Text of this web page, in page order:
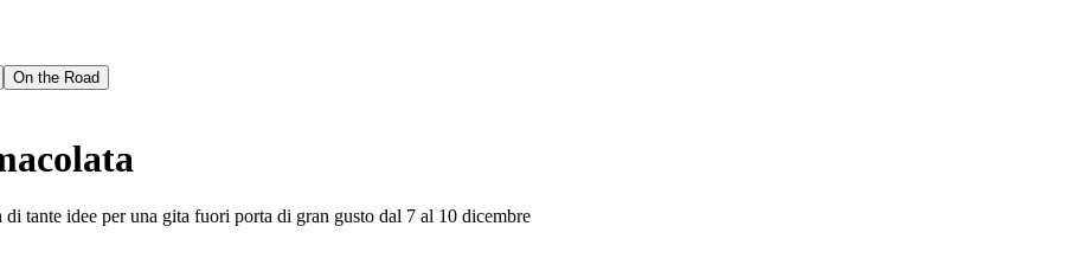
On the Road
tante idee per una gita fuori porta di gran gusto dal 7 al 10 dicembre